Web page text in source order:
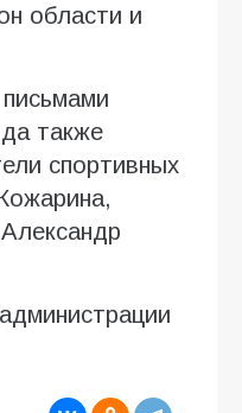
области и
также
спортивных